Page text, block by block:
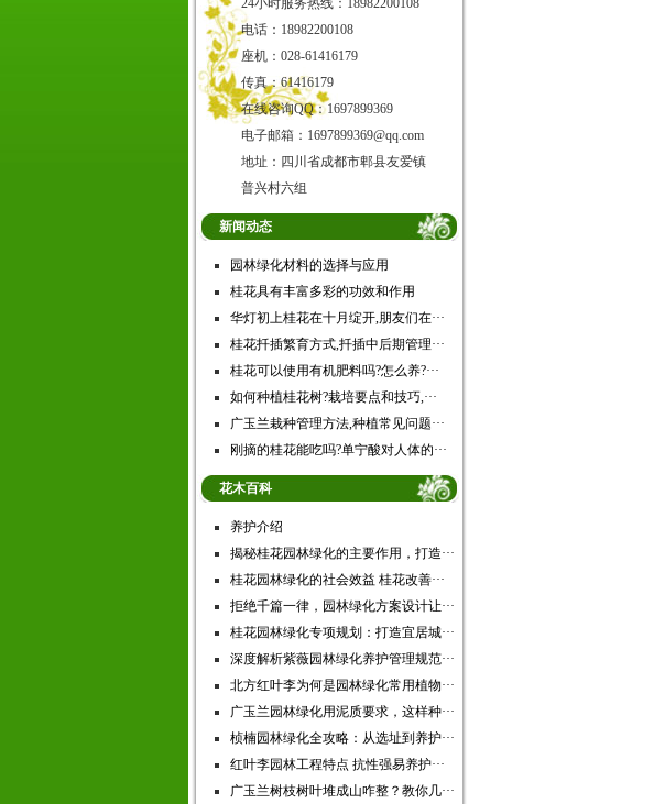
24小时服务热线：18982200108
电话：18982200108
座机：028-61416179
传真：61416179
在线咨询QQ：1697899369
电子邮箱：1697899369@qq.com
地址：四川省成都市郫县友爱镇
普兴村六组
新闻动态
园林绿化材料的选择与应用
桂花具有丰富多彩的功效和作用
华灯初上桂花在十月绽开,朋友们在···
桂花扦插繁育方式,扦插中后期管理···
桂花可以使用有机肥料吗?怎么养?···
如何种植桂花树?栽培要点和技巧,···
广玉兰栽种管理方法,种植常见问题···
刚摘的桂花能吃吗?单宁酸对人体的···
花木百科
养护介绍
揭秘桂花园林绿化的主要作用，打造···
桂花园林绿化的社会效益 桂花改善···
拒绝千篇一律，园林绿化方案设计让···
桂花园林绿化专项规划：打造宜居城···
深度解析紫薇园林绿化养护管理规范···
北方红叶李为何是园林绿化常用植物···
广玉兰园林绿化用泥质要求，这样种···
桢楠园林绿化全攻略：从选址到养护···
红叶李园林工程特点 抗性强易养护···
广玉兰树枝树叶堆成山咋整？教你几···